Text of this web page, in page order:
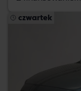
czwartek